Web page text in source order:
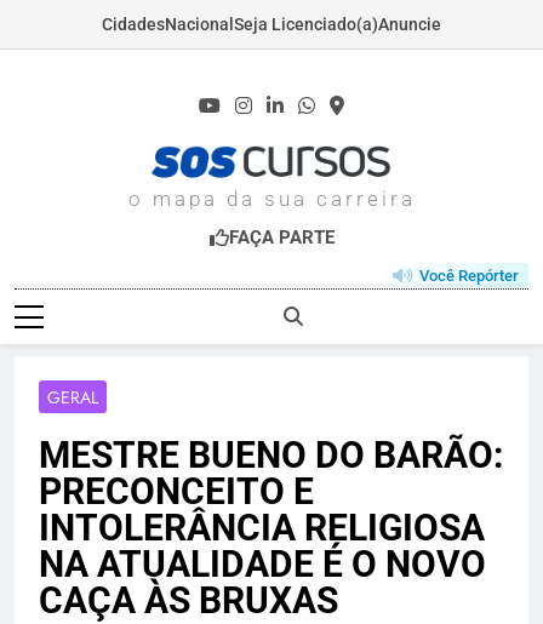
CidadesNacional Seja Licenciado(a)Anuncie
o mapa da sua carreira
FAÇA PARTE
Você Repórter
GERAL
MESTRE BUENO DO BARÃO:
PRECONCEITO E
INTOLERÂNCIA RELIGIOSA
NA ATUALIDADE É O NOVO
CAÇA ÀS BRUXAS